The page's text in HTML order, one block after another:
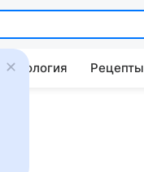
Психология Рецепты